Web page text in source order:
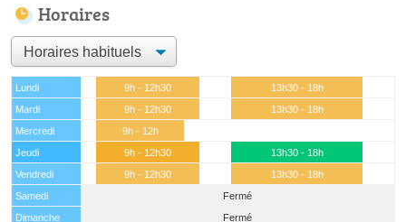
Horaires
Lundi 9h - 12h30
13h30 - 18h
Mardi
9h - 12h30
13h30 - 18h
Mercredi
9h - 12h
Jeudi
9h - 12h30
13h30 - 18h
Vendredi
9h - 12h30
13h30 - 18h
Samedi
Fermé
Dimanche
Fermé